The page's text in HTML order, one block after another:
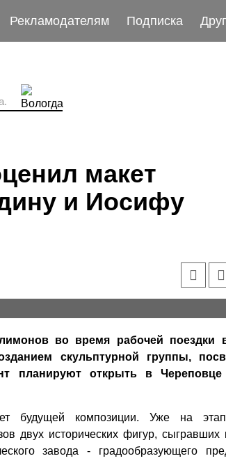
Рекламодателям Подписка
макет
и Иосифу
во время рабочей поездки
скульптурной группы,
планируют открыть в
будущей композиции. Уже на
двух исторических фигур, сыгравших
завода - градообразующего